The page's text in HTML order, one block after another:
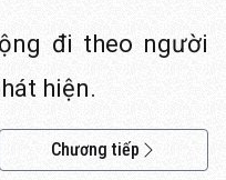
đi theo người
hiện.
Chương tiếp